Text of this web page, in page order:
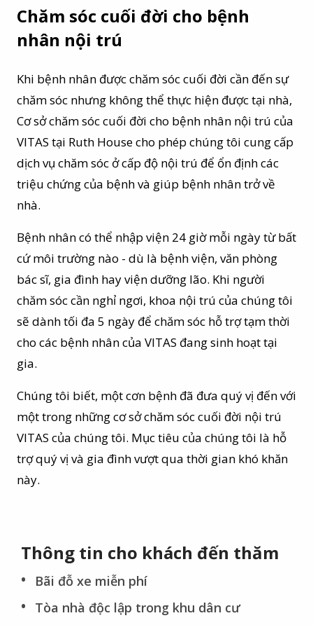
Chăm sóc cuối đời cho bệnh
nhân nội trú
Khi bệnh nhân được chăm sóc cuối đời cần đến sự
chăm sóc nhưng không thể thực hiện được tại nhà,
Cơ sở chăm sóc cuối đời cho bệnh nhân nội trú của
VITAS tại Ruth House cho phép chúng tôi cung cấp
dịch vụ chăm sóc ở cấp độ nội trú để ổn định các
triệu chứng của bệnh và giúp bệnh nhân trở về
nhà.
Bệnh nhân có thể nhập viện 24 giờ mỗi ngày từ bất
cứ môi trường nào - dù là bệnh viện, văn phòng
bác sĩ, gia đình hay viện dưỡng lão. Khi người
chăm sóc cần nghỉ ngơi, khoa nội trú của chúng tôi
sẽ dành tối đa 5 ngày để chăm sóc hỗ trợ tạm thời
cho các bệnh nhân của VITAS đang sinh hoạt tại
gia.
Chúng tôi biết, một cơn bệnh đã đưa quý vị đến với
một trong những cơ sở chăm sóc cuối đời nội trú
VITAS của chúng tôi. Mục tiêu của chúng tôi là hỗ
trợ quý vị và gia đình vượt qua thời gian khó khăn
này.
Thông tin cho khách đến thăm
Bãi đỗ xe miễn phí
Tòa nhà độc lập trong khu dân cư